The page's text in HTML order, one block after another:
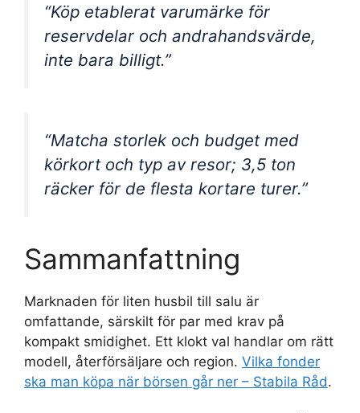
“Köp etablerat varumärke för
reservdelar och andrahandsvärde,
inte bara billigt.”
“Matcha storlek och budget med
körkort och typ av resor; 3,5 ton
räcker för de flesta kortare turer.”
Sammanfattning
Marknaden för liten husbil till salu är
omfattande, särskilt för par med krav på
kompakt smidighet. Ett klokt val handlar om rätt
modell, återförsäljare och region. Vilka fonder
ska man köpa när börsen går ner – Stabila Råd.